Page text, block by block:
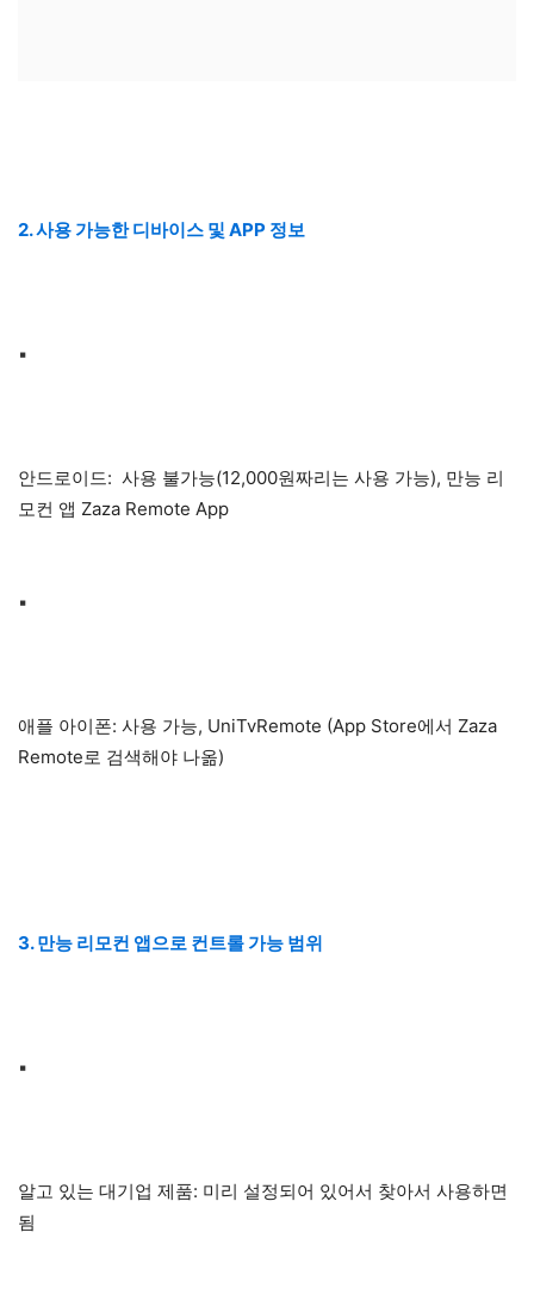
2. 사용 가능한 디바이스 및 APP 정보
▪
안드로이드: 사용 불가능(12,000원짜리는 사용 가능), 만능 리
모컨 앱 Zaza Remote App
▪
애플 아이폰: 사용 가능, UniTvRemote (App Store에서 Zaza
Remote로 검색해야 나옮)
3. 만능 리모컨 앱으로 컨트롤 가능 범위
▪
알고 있는 대기업 제품: 미리 설정되어 있어서 찾아서 사용하면
됨